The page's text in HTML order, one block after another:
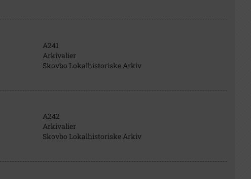
A241
Arkivalier
Skovbo Lokalhistoriske Arkiv
A242
Arkivalier
Skovbo Lokalhistoriske Arkiv